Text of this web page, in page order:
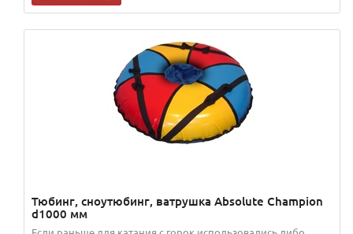
Тюбинг, сноутюбинг, ватрушка Absolute Champion
d1000 мм